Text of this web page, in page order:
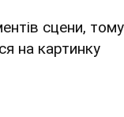
сцени, тому
на картинку